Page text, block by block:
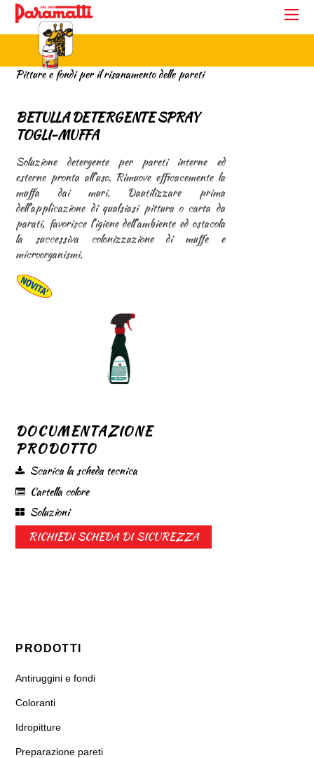
Pitture e fondi per il risanamento delle pareti
BETULLA DETERGENTE SPRAY
TOGLI-MUFFA
Soluzione detergente per pareti interne ed
esterne pronta all’uso. Rimuove efficacemente la
muffa dai muri. Dautilizzare prima
dell’applicazione di qualsiasi pittura o carta da
parati, favorisce l’igiene dell’ambiente ed ostacola
la successiva colonizzazione di muffe e
microorganismi.
DOCUMENTAZIONE
PRODOTTO
Scarica la scheda tecnica
Cartella colore
Soluzioni
RICHIEDI SCHEDA DI SICUREZZA
PRODOTTI
Antiruggini e fondi
Coloranti
Idropitture
Preparazione pareti